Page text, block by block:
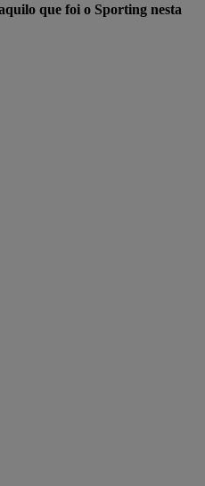
que foi o Sporting nesta